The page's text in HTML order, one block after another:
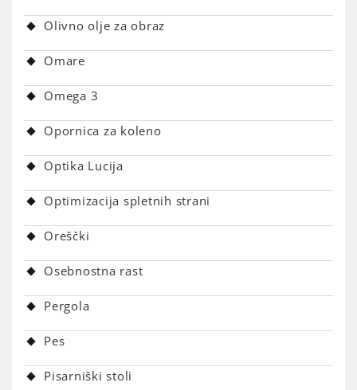
Olivno olje za obraz
Omare
Omega 3
Opornica za koleno
Optika Lucija
Optimizacija spletnih strani
Oreščki
Osebnostna rast
Pergola
Pes
Pisarniški stoli